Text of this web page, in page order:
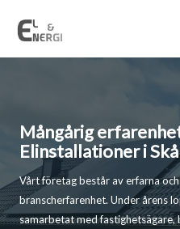
Mångårig
Elinstallationer i
Vårt företag består av erfarna
branscherfarenhet. Under årens
samarbetat med